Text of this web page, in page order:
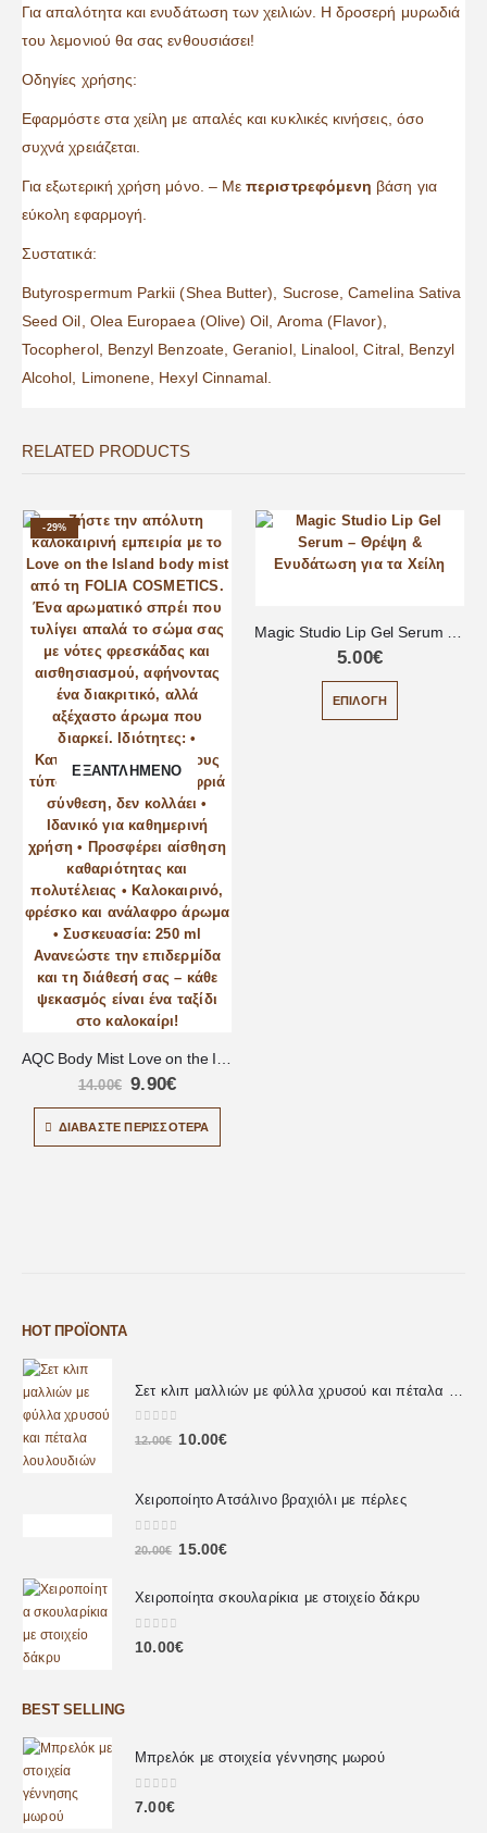
Για απαλότητα και ενυδάτωση των χειλιών. Η δροσερή μυρωδιά
του λεμονιού θα σας ενθουσιάσει!
Οδηγίες χρήσης:
Εφαρμόστε στα χείλη με απαλές και κυκλικές κινήσεις, όσο
συχνά χρειάζεται.
Για εξωτερική χρήση μόνο. – Μεπεριστρεφόμενη βάση για
εύκολη εφαρμογή.
Συστατικά:
Butyrospermum Parkii (Shea Butter), Sucrose, Camelina Sativa
Seed Oil, Olea Europaea (Olive) Oil, Aroma (Flavor),
Tocopherol, Benzyl Benzoate, Geraniol, Linalool, Citral, Benzyl
Alcohol, Limonene, Hexyl Cinnamal.
RELATED PRODUCTS
-29%
ΕΞΑΝΤΛΗΜΈΝΟ
14.00€ 9.90€
ΔΙΑΒΆΣΤΕ ΠΕΡΙΣΣΌΤΕΡΑ
5.00€
ΕΠΙΛΟΓΉ
HOT ΠΡΟΪΌΝΤΑ
0out of 5
12.00€ 10.00€
Χειροποίητο Ατσάλινο βραχιόλι με πέρλες
out of 5
20.00€ 15.00€
Χειροποίητα σκουλαρίκια με στοιχείο δάκρυ
0 out of 5
10.00€
BEST SELLING
Μπρελόκ με στοιχεία γέννησης μωρού
0out of 5
7.00€